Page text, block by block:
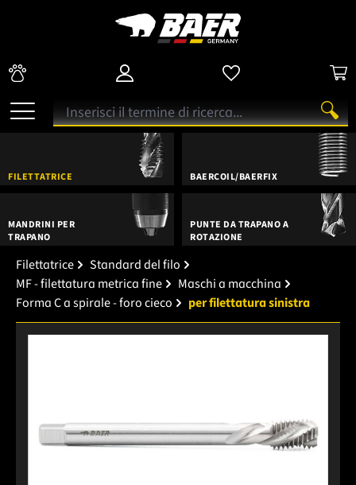
FILETTATRICE BAERCOIL/BAERFIX
MANDRINI PER
TRAPANO
PUNTE DA TRAPANO A
ROTAZIONE
Filettatrice
Standard del filo
MF - filettatura metrica fine
Maschi a macchina
Forma C a spirale - foro cieco
per filettatura sinistra